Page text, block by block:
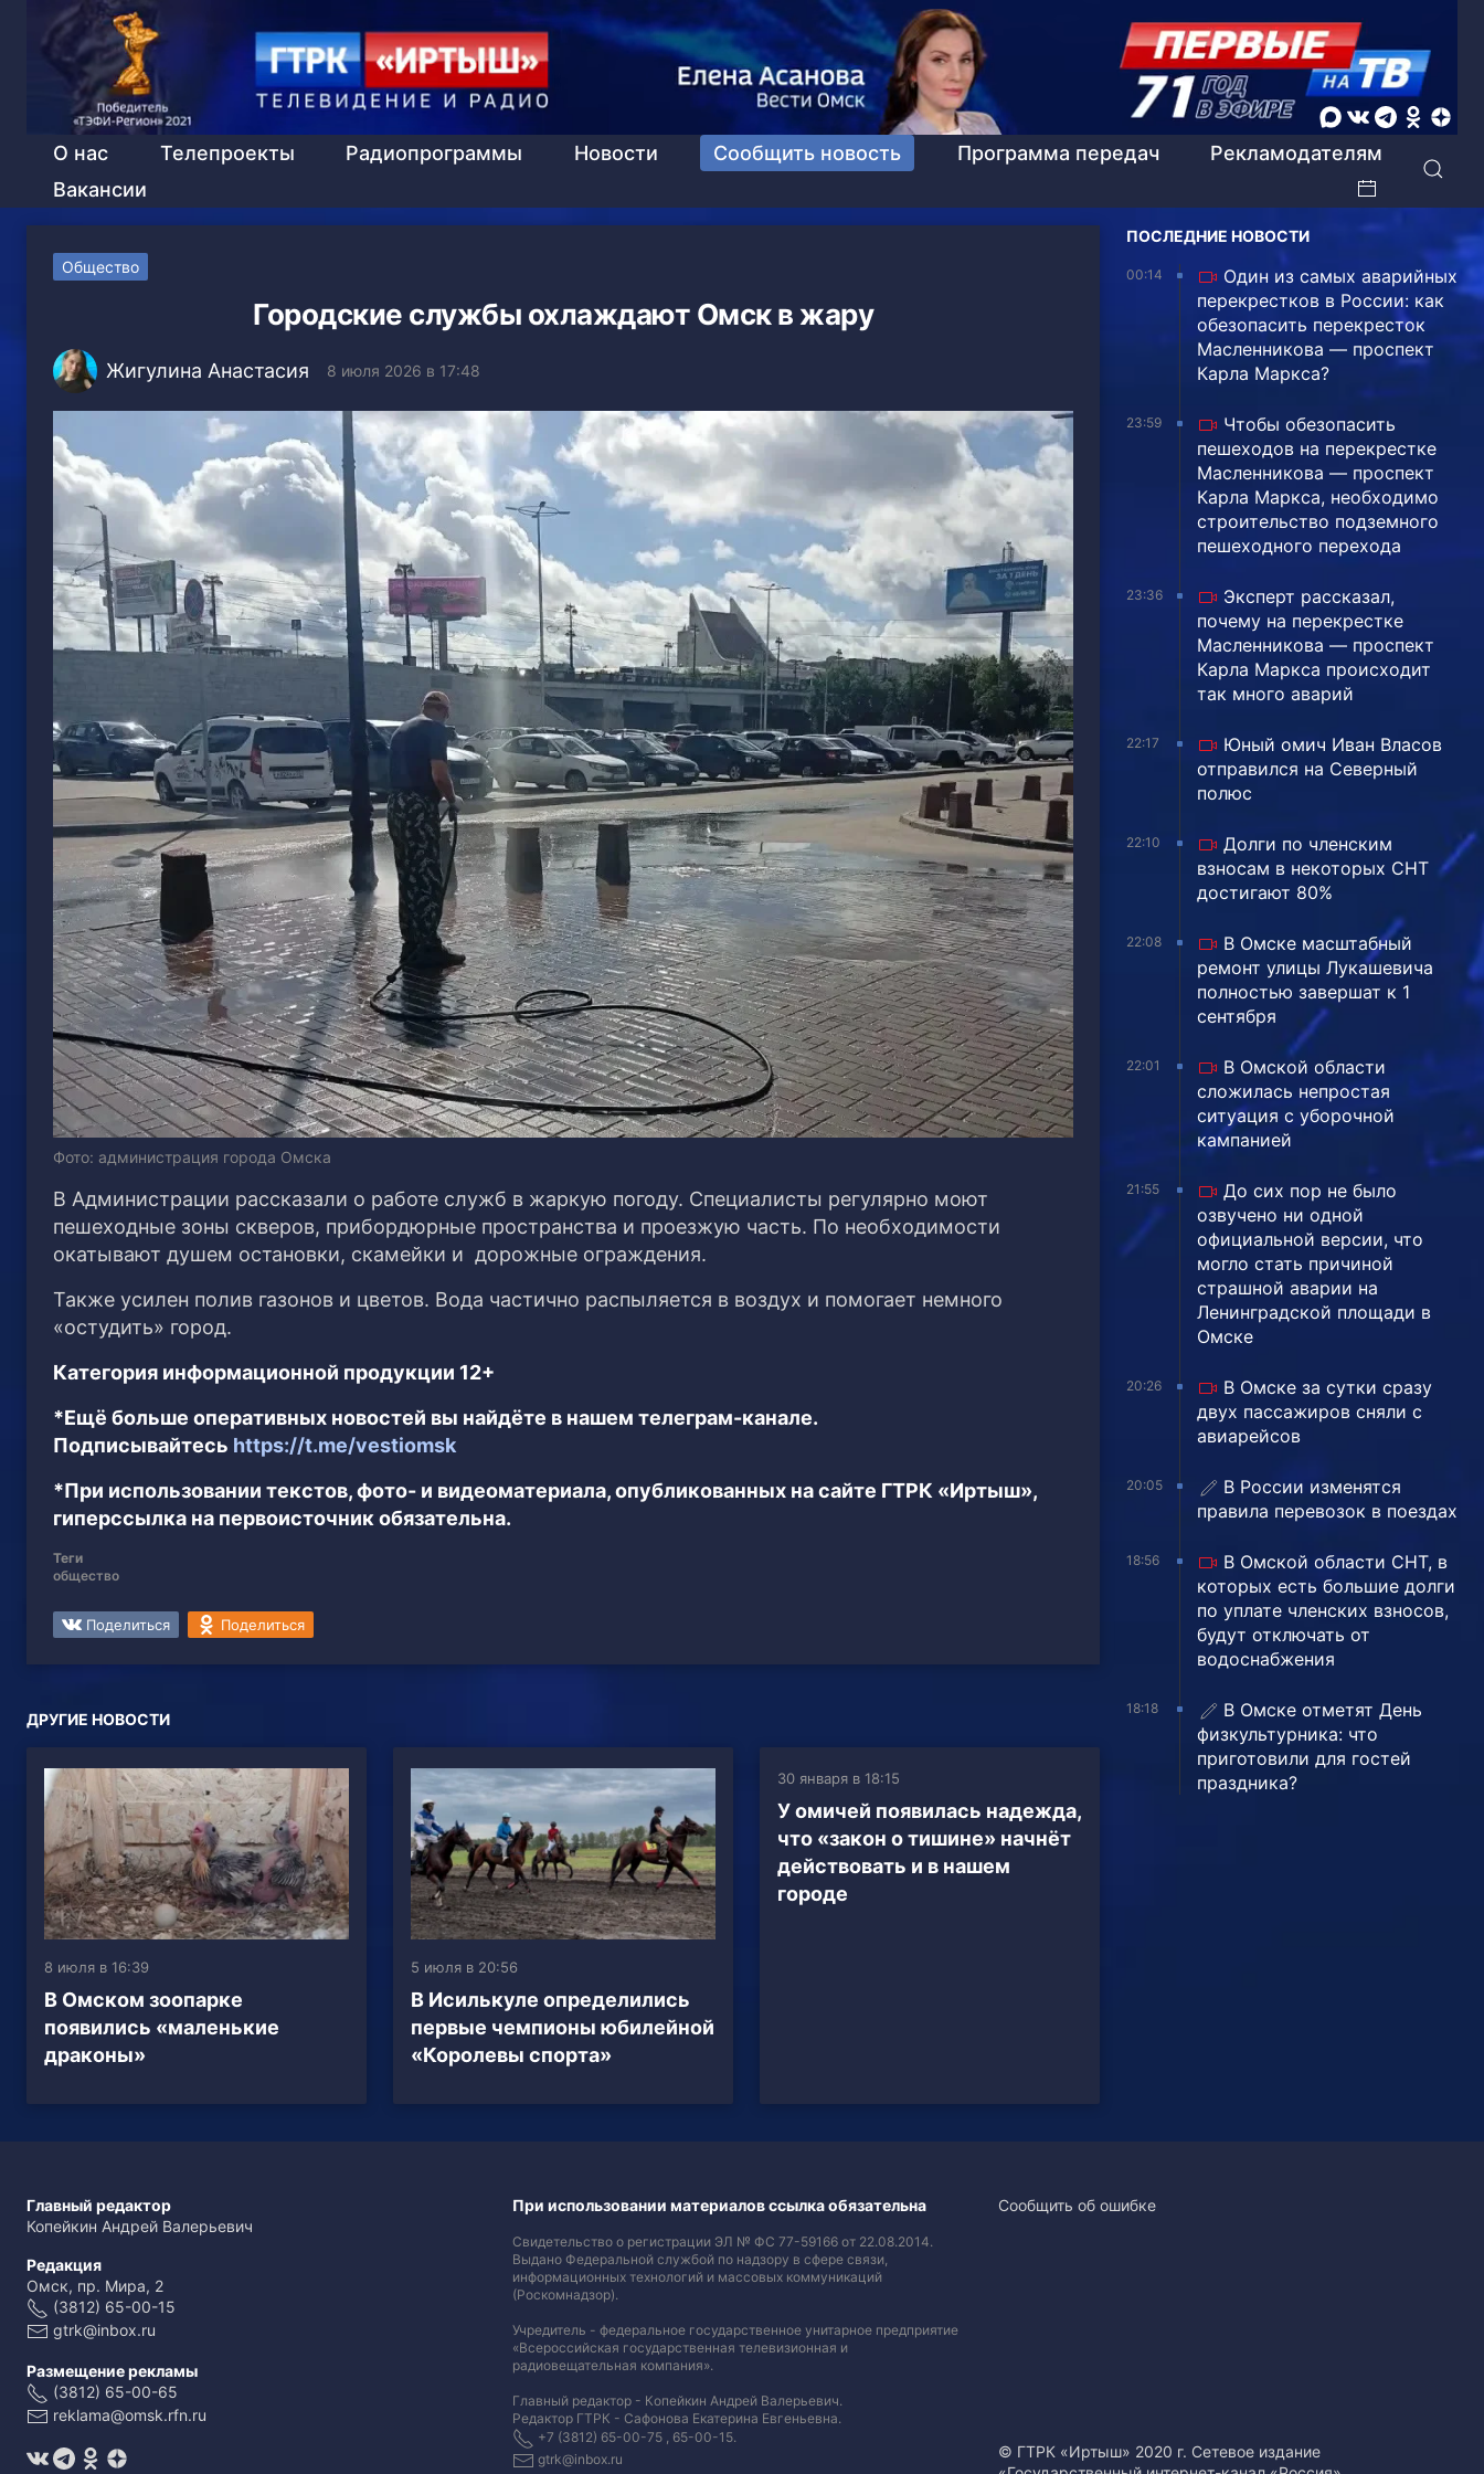
О нас Телепроекты Радиопрограммы Новости Сообщить новость Программа передач
Рекламодателям
Вакансии
Общество
Городские службы охлаждают Омск в жару
Жигулина Анастасия 8 июля 2026 в 17:48
Фото: администрация города Омска
В Администрации рассказали о работе служб в жаркую погоду. Специалисты регулярно моют
пешеходные зоны скверов, прибордюрные пространства и проезжую часть. По необходимости
окатывают душем остановки, скамейки и дорожные ограждения.
Также усилен полив газонов и цветов. Вода частично распыляется в воздух и помогает немного
«остудить» город.
Категория информационной продукции 12+
*Ещё больше оперативных новостей вы найдёте в нашем телеграм-канале.
Подписывайтесь https://t.me/vestiomsk
*При использовании текстов, фото- и видеоматериала, опубликованных на сайте ГТРК «Иртыш»,
гиперссылка на первоисточник обязательна.
Теги
общество
Поделиться Поделиться
ДРУГИЕ НОВОСТИ
8 июля в 16:39
В Омском зоопарке
появились «маленькие
драконы»
5 июля в 20:56
В Исилькуле определились
первые чемпионы юбилейной
«Королевы спорта»
30 января в 18:15
У омичей появилась надежда,
что «закон о тишине» начнёт
действовать и в нашем
городе
ПОСЛЕДНИЕ НОВОСТИ
00:14
Один из самых аварийных
перекрестков в России: как
обезопасить перекресток
Масленникова — проспект
Карла Маркса?
23:59
Чтобы обезопасить
пешеходов на перекрестке
Масленникова — проспект
Карла Маркса, необходимо
строительство подземного
пешеходного перехода
23:36
Эксперт рассказал,
почему на перекрестке
Масленникова — проспект
Карла Маркса происходит
так много аварий
22:17
Юный омич Иван Власов
отправился на Северный
полюс
22:10
Долги по членским
взносам в некоторых СНТ
достигают 80%
22:08
В Омске масштабный
ремонт улицы Лукашевича
полностью завершат к 1
сентября
22:01
В Омской области
сложилась непростая
ситуация с уборочной
кампанией
21:55
До сих пор не было
озвучено ни одной
официальной версии, что
могло стать причиной
страшной аварии на
Ленинградской площади в
Омске
20:26
В Омске за сутки сразу
двух пассажиров сняли с
авиарейсов
20:05
В России изменятся
правила перевозок в поездах
18:56
В Омской области СНТ, в
которых есть большие долги
по уплате членских взносов,
будут отключать от
водоснабжения
18:18
В Омске отметят День
физкультурника: что
приготовили для гостей
праздника?
Главный редактор
Копейкин Андрей Валерьевич
Редакция
Омск, пр. Мира, 2
(3812) 65-00-15
gtrk@inbox.ru
Размещение рекламы
(3812) 65-00-65
reklama@omsk.rfn.ru
При использовании материалов ссылка обязательна
Свидетельство о регистрации ЭЛ № ФС 77-59166 от 22.08.2014.
Выдано Федеральной службой по надзору в сфере связи,
информационных технологий и массовых коммуникаций
(Роскомнадзор).
Учредитель - федеральное государственное унитарное предприятие
«Всероссийская государственная телевизионная и
радиовещательная компания».
Главный редактор - Копейкин Андрей Валерьевич.
Редактор ГТРК - Сафонова Екатерина Евгеньевна.
+7 (3812) 65-00-75 , 65-00-15.
gtrk@inbox.ru
Сообщить об ошибке
© ГТРК «Иртыш» 2020 г. Сетевое издание